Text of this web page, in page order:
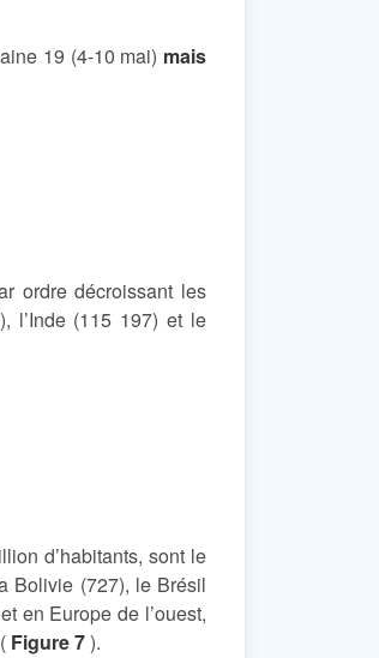
19 (4-10 mai) mais
ordre décroissant les
l’Inde (115 197) et le
d’habitants, sont le
Bolivie (727), le Brésil
en Europe de l’ouest,
Figure 7).